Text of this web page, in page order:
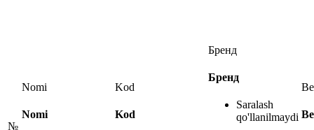
№
Nomi
Nomi
Kod
Kod
Бренд
Бренд
Saralash
qo'llanilmaydi